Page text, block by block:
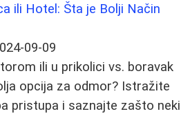
ili Hotel: Šta je Bolji Način
09-09
ili u prikolici vs. boravak
opcija za odmor? Istražite
pristupa i saznajte zašto neki